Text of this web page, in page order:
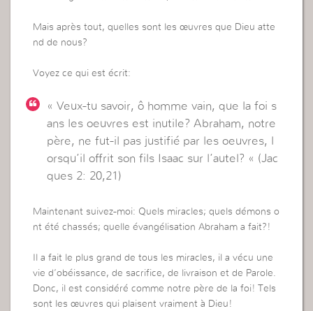
Mais après tout, quelles sont les œuvres que Dieu atte
nd de nous?
Voyez ce qui est écrit:
« Veux-tu savoir, ô homme vain, que la foi s
ans les oeuvres est inutile? Abraham, notre
père, ne fut-il pas justifié par les oeuvres, l
orsqu’il offrit son fils Isaac sur l’autel? « (Jac
ques 2: 20,21)
Maintenant suivez-moi: Quels miracles; quels démons o
nt été chassés; quelle évangélisation Abraham a fait?!
Il a fait le plus grand de tous les miracles, il a vécu une
vie d’obéissance, de sacrifice, de livraison et de Parole.
Donc, il est considéré comme notre père de la foi! Tels
sont les œuvres qui plaisent vraiment à Dieu!